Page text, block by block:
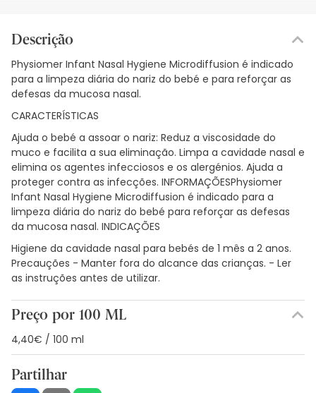
Descrição
Physiomer Infant Nasal Hygiene Microdiffusion é indicado
para a limpeza diária do nariz do bebé e para reforçar as
defesas da mucosa nasal.
CARACTERÍSTICAS
Ajuda o bebé a assoar o nariz: Reduz a viscosidade do
muco e facilita a sua eliminação. Limpa a cavidade nasal e
elimina os agentes infecciosos e os alergénios. Ajuda a
proteger contra as infecções. INFORMAÇÕESPhysiomer
Infant Nasal Hygiene Microdiffusion é indicado para a
limpeza diária do nariz do bebé para reforçar as defesas
da mucosa nasal. INDICAÇÕES
Higiene da cavidade nasal para bebés de 1 mês a 2 anos.
Precauções - Manter fora do alcance das crianças. - Ler
as instruções antes de utilizar.
Preço por 100 ML
4,40€ / 100 ml
Partilhar